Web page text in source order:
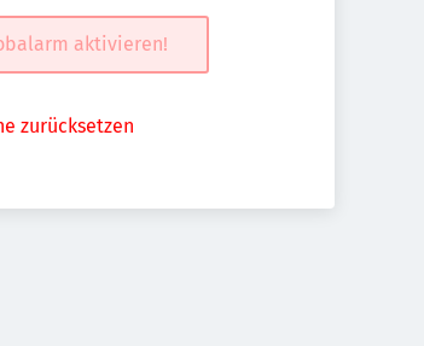
aktivieren!
zurücksetzen